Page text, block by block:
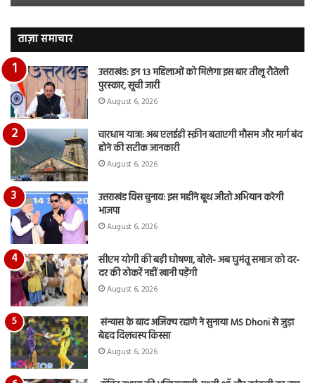
भागते
आया
नजर,
देंखे
वीडियो…
ताज़ा समाचार
उत्तराखंड: इन 13 महिलाओं को मिलेगा इस बार तीलू रौतेली
पुरस्कार, सूची जारी
August 6, 2026
चारधाम यात्रा: अब एलईडी स्क्रीन बताएगी मौसम और मार्ग बंद
होने की सटीक जानकारी
August 6, 2026
उत्तराखंड विस चुनाव: इस महीने बूथ जीतो अभियान करेगी
भाजपा
August 6, 2026
सीएम योगी की बड़ी घोषणा, बोले- अब घुमंतू समाज को दर-
दर की ठोकरें नहीं खानी पड़ेंगी
August 6, 2026
संन्यास के बाद अजिंक्‍य रहाणे ने सुनाया MS Dhoni से जुड़ा
बेहद दिलचस्प किस्सा
August 6, 2026